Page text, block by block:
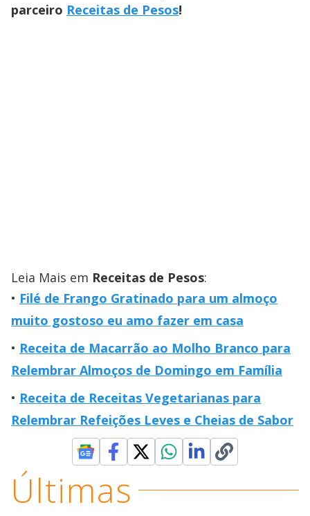
parceiro Receitas de Pesos!
Leia Mais em Receitas de Pesos:
Filé de Frango Gratinado para um almoço
muito gostoso eu amo fazer em casa
Receita de Macarrão ao Molho Branco para
Relembrar Almoços de Domingo em Família
Receita de Receitas Vegetarianas para
Relembrar Refeições Leves e Cheias de Sabor
Últimas